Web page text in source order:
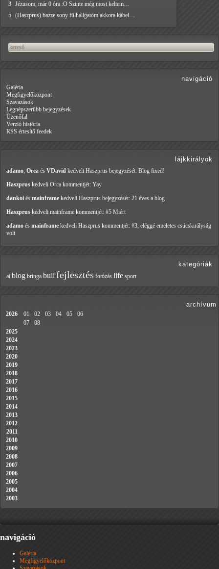
3 Jézusom, már 0 óra :O Szinte még most keltem…
5 (Haszprus) bazze sony fülhallgatóm akkora kábel…
navigáció
Galéria
Megfigyelőközpont
Szavazások
Legnépszerűbb bejegyzések
Üzenőfal
Verzió história
RSS értesítő feedek
lájkkirályok
adamo, Orca és VDavid kedveli Haszprus bejegyzését: Blog fixed!
Haszprus kedveli Orca kommentjét: Yay
dankoi és mainframe kedveli Haszprus bejegyzését: 21 éves a blog
Haszprus kedveli mainframe kommentjét: #5 Miért
adamo és mainframe kedveli Haszprus kommentjét: #3, eléggé emeletes csúcskirályság
volt
kategóriák
ai blog bringa buli fejlesztés fotózás life sport
archívum
2026 01 02 03 04 05
06
07
08
2025
2024
2023
2020
2019
2018
2017
2016
2015
2014
2013
2012
2011
2010
2009
2008
2007
2006
2005
2004
2003
navigáció
Galéria
Megfigyelőközpont